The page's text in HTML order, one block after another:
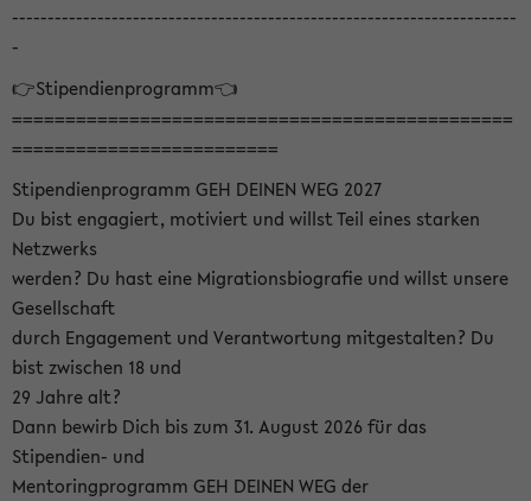
-----------------------------------------------------------------------
-
👉Stipendienprogramm👈
===============================================
=========================
Stipendienprogramm GEH DEINEN WEG 2027
Du bist engagiert, motiviert und willst Teil eines starken
Netzwerks
werden? Du hast eine Migrationsbiografie und willst unsere
Gesellschaft
durch Engagement und Verantwortung mitgestalten? Du
bist zwischen 18 und
29 Jahre alt?
Dann bewirb Dich bis zum 31. August 2026 für das
Stipendien- und
Mentoringprogramm GEH DEINEN WEG der